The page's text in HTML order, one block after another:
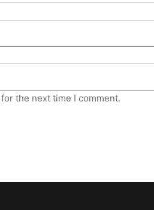
the next time I comment.